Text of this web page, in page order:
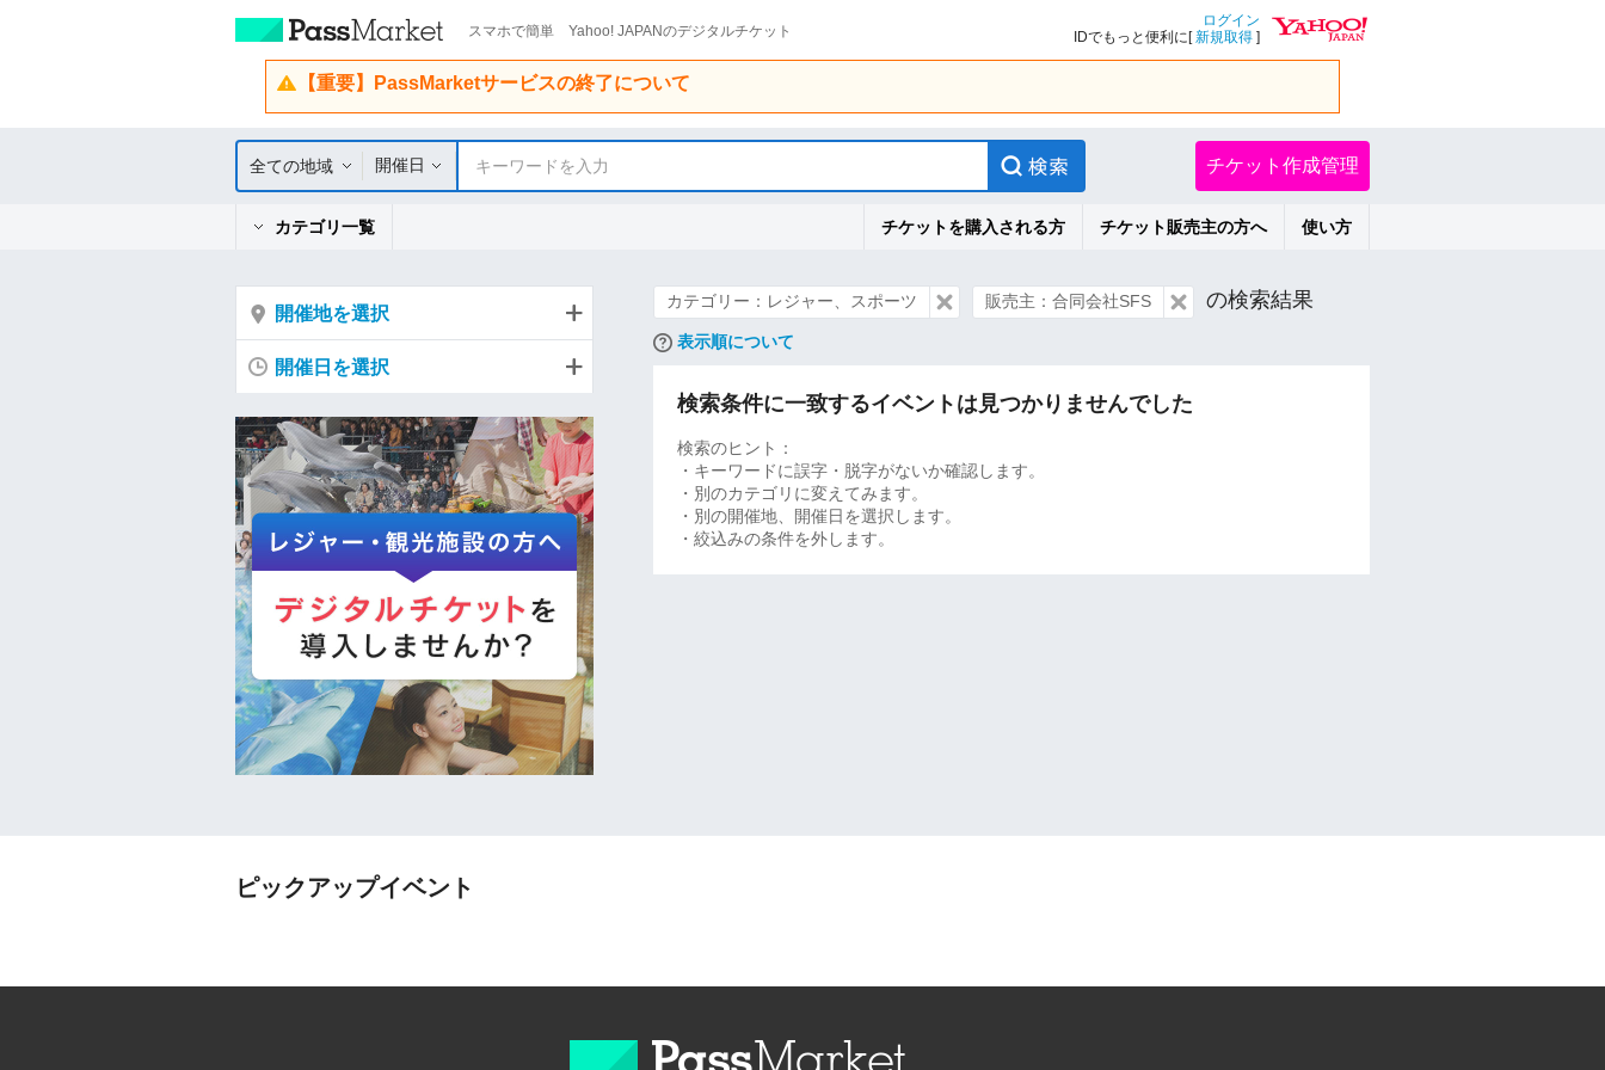
スマホで簡単 Yahoo! JAPANのデジタルチケット
ログイン
IDでもっと便利に[新規取得 ]
【重要】PassMarketサービスの終了について
全ての地域 開催日 キーワードを入力 チケット作成管理
カテゴリ一覧 チケットを購入される方 チケット販売主の方へ 使い方
カテゴリー：レジャー、スポーツ 販売主：合同会社SFS の検索結果
表示順について
検索条件に一致するイベントは見つかりませんでした
検索のヒント：
・キーワードに誤字・脱字がないか確認します。
・別のカテゴリに変えてみます。
・別の開催地、開催日を選択します。
・絞込みの条件を外します。
開催地を選択
開催日を選択
ピックアップイベント